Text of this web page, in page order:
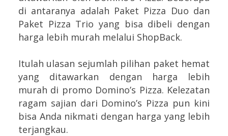
di antaranya adalah Paket Pizza Duo dan
Paket Pizza Trio yang bisa dibeli dengan
harga lebih murah melalui ShopBack.
Itulah ulasan sejumlah pilihan paket hemat
yang ditawarkan dengan harga lebih
murah di promo Domino’s Pizza. Kelezatan
ragam sajian dari Domino’s Pizza pun kini
bisa Anda nikmati dengan harga yang lebih
terjangkau.